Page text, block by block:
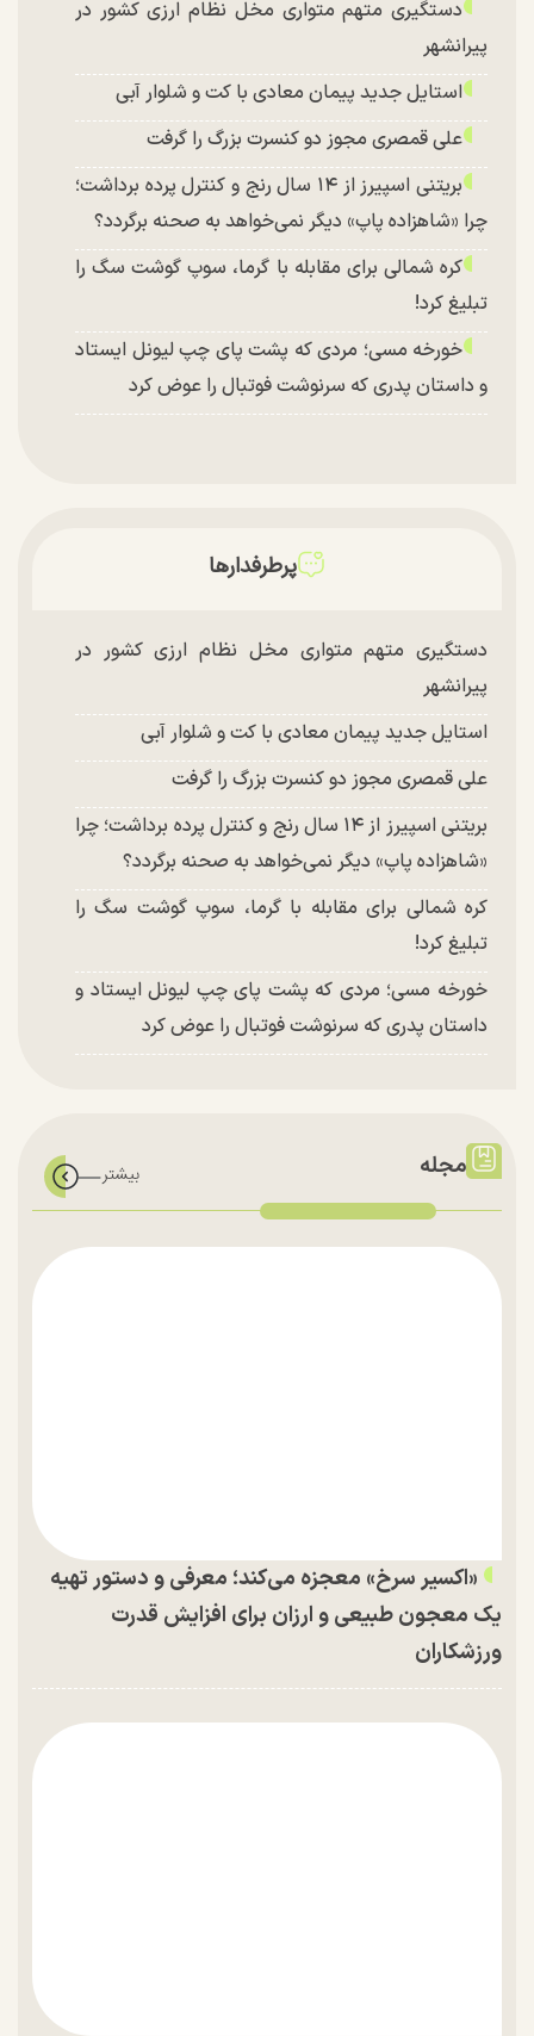
دستگیری متهم متواری مخل نظام ارزی کشور در
پیرانشهر
استایل جدید پیمان معادی با کت و شلوار آبی
علی قمصری مجوز دو کنسرت بزرگ را گرفت
بریتنی اسپیرز از ۱۴ سال رنج و کنترل پرده برداشت؛
چرا «شاهزاده پاپ» دیگر نمی‌خواهد به صحنه برگردد؟
کره شمالی برای مقابله با گرما، سوپ گوشت سگ را
تبلیغ کرد!
خورخه مسی؛ مردی که پشت پای چپ لیونل ایستاد
و داستان پدری که سرنوشت فوتبال را عوض کرد
پرطرفدارها
دستگیری متهم متواری مخل نظام ارزی کشور در
پیرانشهر
استایل جدید پیمان معادی با کت و شلوار آبی
علی قمصری مجوز دو کنسرت بزرگ را گرفت
بریتنی اسپیرز از ۱۴ سال رنج و کنترل پرده برداشت؛ چرا
«شاهزاده پاپ» دیگر نمی‌خواهد به صحنه برگردد؟
کره شمالی برای مقابله با گرما، سوپ گوشت سگ را
تبلیغ کرد!
خورخه مسی؛ مردی که پشت پای چپ لیونل ایستاد و
داستان پدری که سرنوشت فوتبال را عوض کرد
مجله
«اکسیر سرخ» معجزه می‌کند؛ معرفی و دستور تهیه
یک معجون طبیعی و ارزان برای افزایش قدرت
ورزشکاران